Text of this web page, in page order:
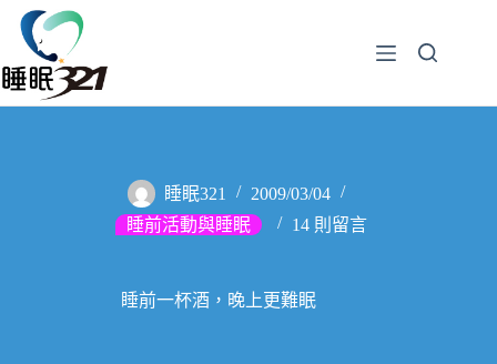
睡眠321
2009/03/04
睡前活動與睡眠
14 則留言
睡前一杯酒，晚上更難眠